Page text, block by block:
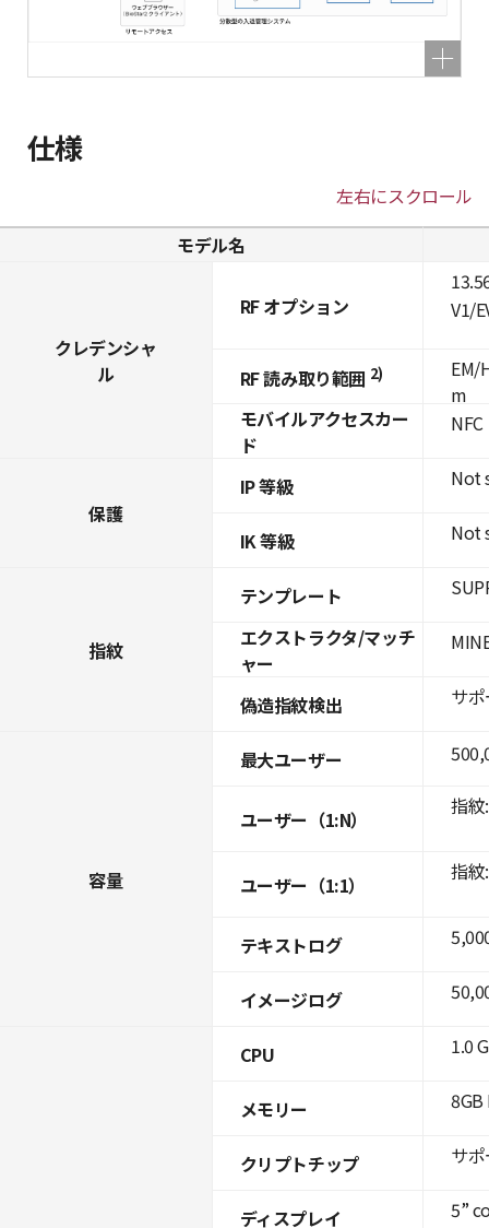
仕様
左右にスクロール
モデル名
クレデンシャ
ル
RF オプション
RF 読み取り範囲 2)
モバイルアクセスカー
ド
保護
IP 等級
IK 等級
指紋
テンプレート
エクストラクタ/マッチ
ャー
偽造指紋検出
容量
最大ユーザー
ユーザー（1:N）
ユーザー（1:1）
テキストログ
イメージログ
CPU
メモリー
クリプトチップ
ディスプレイ
V1/
EM/
m
NFC
Not
Not
サ
指紋
指紋
1.0
8GB
サ
5”